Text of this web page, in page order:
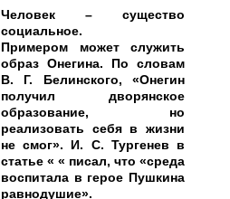
Человек – существо
социальное.
Примером может служить
образ Онегина. По словам
В. Г. Белинского, «Онегин
получил дворянское
образование, но
реализовать себя в жизни
не смог». И. С. Тургенев в
статье « « писал, что «среда
воспитала в герое Пушкина
равнодушие».